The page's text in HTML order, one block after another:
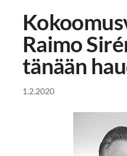
Raimo
tänään
1.2.2020